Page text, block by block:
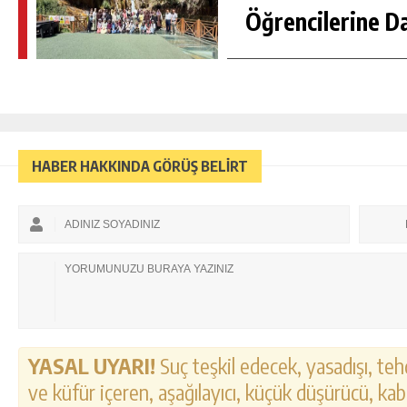
Öğrencilerine
HABER HAKKINDA GÖRÜŞ BELİRT
YASAL UYARI! Suç teşkil edecek, yasadışı,
ve küfür içeren, aşağılayıcı, küçük düşürücü,